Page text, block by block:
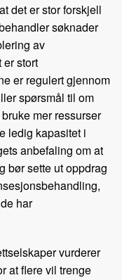
det er stor forskjell
søknader
av
er stort
er regulert gjennom
spørsmål til om
mer ressurser
ledig kapasitet i
anbefaling om at
bør sette ut oppdrag
har
vurderer
at flere vil trenge